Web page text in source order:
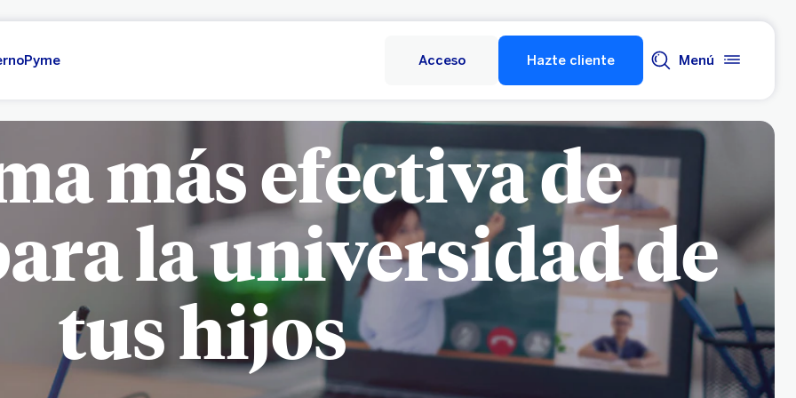
Pyme Acceso Hazte cliente Menú
más efectiva de
la universidad de
tus hijos